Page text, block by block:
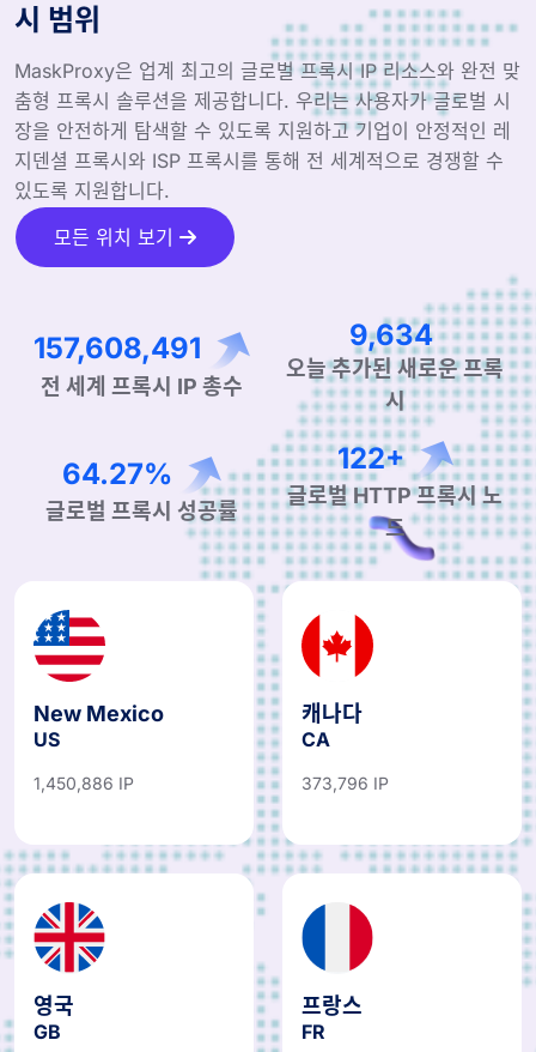
시 범위
MaskProxy은 업계 최고의 글로벌 프록시 IP 리소스와 완전 맞
춤형 프록시 솔루션을 제공합니다. 우리는 사용자가 글로벌 시
장을 안전하게 탐색할 수 있도록 지원하고 기업이 안정적인 레
지덴셜 프록시와 ISP 프록시를 통해 전 세계적으로 경쟁할 수
있도록 지원합니다.
모든 위치 보기
243,222,980 14,868
오늘 추가된 새로운 프록
시
99.90%
글로벌 프록시 성공률
190+
글로벌 HTTP 프록시 노
드
New Mexico
US
1,450,886 IP
캐나다
CA
373,796 IP
영국
GB
프랑스
FR